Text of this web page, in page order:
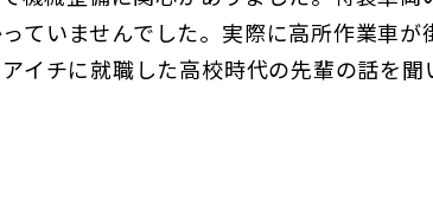
ていませんでした。実際に高所作業車が
チに就職した高校時代の先輩の話を聞